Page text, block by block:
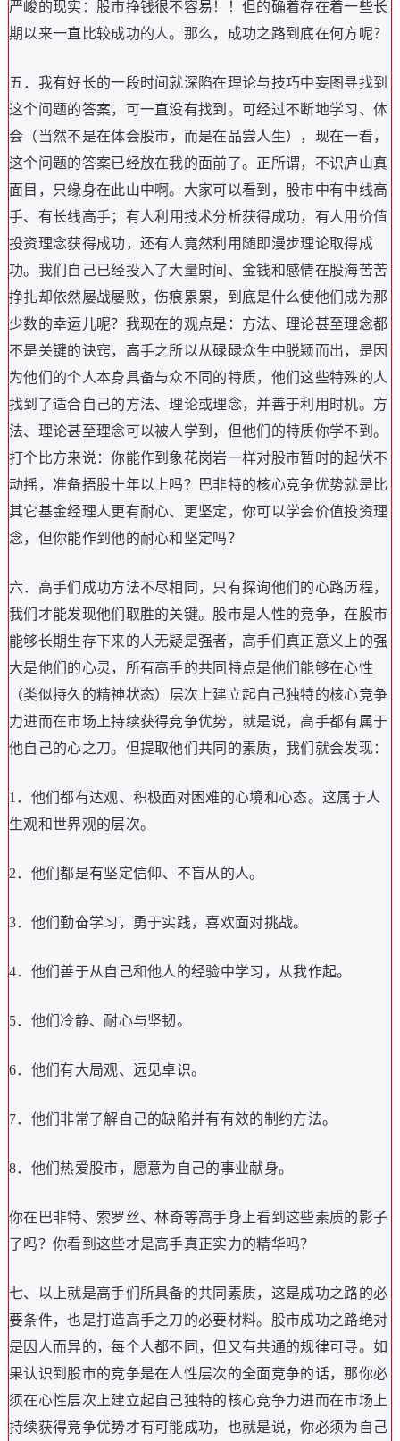
严峻的现实 ： 股市挣钱很不容易 ！！但的确着存在着一些长
期以来一直比较成功的人。 那么 ， 成功之路到底在何方呢？
五 ． 我有好长的一段时间就深陷在理论与技巧中妄图寻找到
这个问题的答案， 可一直没有找到 。 可经过不断地学习、 体
会 （ 当然不是在体会股市， 而是在品尝人生）， 现在一看，
这个问题的答案已经放在我的面前了。 正所谓， 不识庐山真
面目 ， 只缘身在此山中啊。 大家可以看到 ， 股市中有中线高
手、 有长线高手； 有人利用技术分析获得成功， 有人用价值
投资理念获得成功 ， 还有人竟然利用随即漫步理论取得成
功。 我们自己已经投入了大量时间 、金钱和感情在股海苦苦
挣扎却依然屡战屡败，伤痕累累， 到底是什么使他们成为那
少数的幸运儿呢？ 我现在的观点是 ： 方法、 理论甚至理念都
不是关键的诀窍， 高手之所以从碌碌众生中脱颖而出， 是因
为他们的个人本身具备与众不同的特质， 他们这些特殊的人
找到了适合自己的方法、 理论或理念，并善于利用时机。 方
法、 理论甚至理念可以被人学到 ， 但他们的特质你学不到 。
打个比方来说：你能作到象花岗岩一样对股市暂时的起伏不
动摇， 准备捂股十年以上吗？
巴非特的核心竞争优势就是比
其它基金经理人更有耐心、 更坚定 ，你可以学会价值投资理
念， 但你能作到他的耐心和坚定吗？
六． 高手们成功方法不尽相同 ， 只有探询他们的心路历程，
我们才能发现他们取胜的关键。 股市是人性的竞争，在股市
能够长期生存下来的人无疑是强者， 高手们真正意义上的强
大是他们的心灵 ， 所有高手的共同特点是他们能够在心性
（类似持久的精神状态） 层次上建立起自己独特的核心竞争
力进而在市场上持续获得竞争优势，就是说， 高手都有属于
他自己的心之刀。 但提取他们共同的素质，我们就会发现：
1 ． 他们都有达观、 积极面对困难的心境和心态。这属于人
生观和世界观的层次。
2． 他们都是有坚定信仰、 不盲从的人。
3． 他们勤奋学习 ， 勇于实践，喜欢面对挑战。
4． 他们善于从自己和他人的经验中学习 ， 从我作起。
5． 他们冷静、 耐心与坚韧。
6． 他们有大局观、 远见卓识。
7． 他们非常了解自己的缺陷并有有效的制约方法。
8． 他们热爱股市， 愿意为自己的事业献身。
你在巴非特、 索罗丝、林奇等高手身上看到这些素质的影子
了吗？ 你看到这些才是高手真正实力的精华吗？
七、 以上就是高手们所具备的共同素质， 这是成功之路的必
要条件，也是打造高手之刀的必要材料。 股市成功之路绝对
是因人而异的，每个人都不同 ，但又有共通的规律可寻。 如
果认识到股市的竞争是在人性层次的全面竞争的话， 那你必
须在心性层次上建立起自己独特的核心竞争力进而在市场上
持续获得竞争优势才有可能成功， 也就是说，你必须为自己